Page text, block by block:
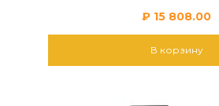
₽ 15 808.00
В корзину